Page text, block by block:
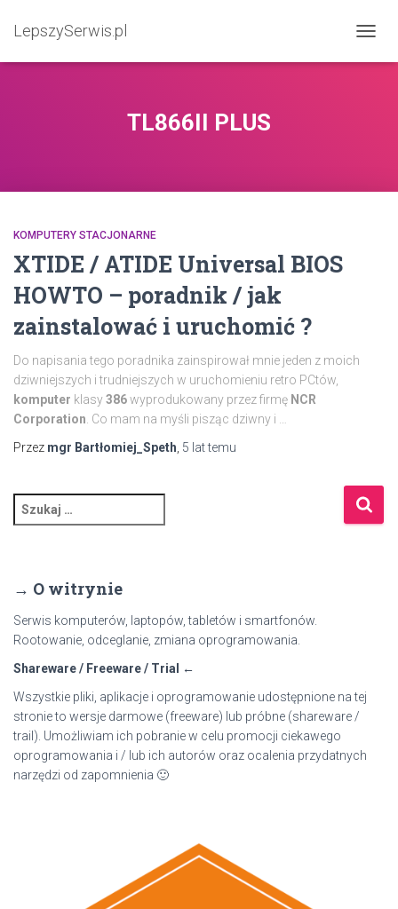
LepszySerwis.pl
TL866II PLUS
KOMPUTERY STACJONARNE
XTIDE / ATIDE Universal BIOS
HOWTO – poradnik / jak
zainstalować i uruchomić ?
Do napisania tego poradnika zainspirował mnie jeden z moich
dziwniejszych i trudniejszych w uruchomieniu retro PCtów,
komputer klasy386wyprodukowany przezfirmę NCR
Corporation . Co mam na myśli pisząc dziwny i …
Przez mgr Bartłomiej_Speth 5 lattemu
z
:
→ O witrynie
Serwis komputerów, laptopów, tabletów i smartfonów.
Rootowanie, odceglanie, zmiana oprogramowania.
Shareware / Freeware / Trial ←
Wszystkie pliki, aplikacje i oprogramowanie udostępnione na tej
stronie to wersje darmowe (freeware) lub próbne (shareware /
trail). Umożliwiam ich pobranie w celu promocji ciekawego
oprogramowania i / lub ich autorów oraz ocalenia przydatnych
narzędzi od zapomnienia 🙂